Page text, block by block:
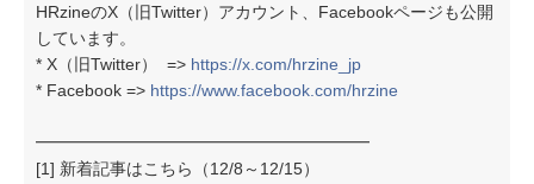
HRzineのX（旧Twitter）アカウント、Facebookページも公開
しています。
* X（旧Twitter） => https://x.com/hrzine_jp
* Facebook => https://www.facebook.com/hrzine
━━━━━━━━━━━━━━━━━━━━
[1] 新着記事はこちら（12/8～12/15）